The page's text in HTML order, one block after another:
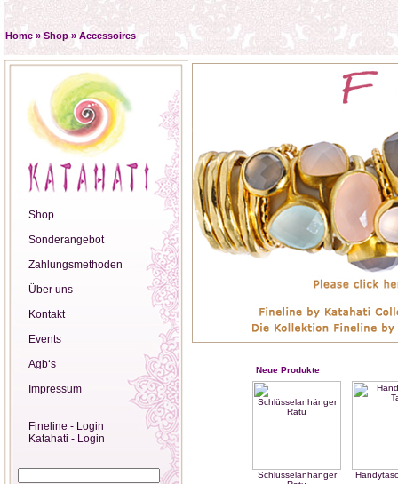
Home » Shop »Accessoires
Shop
Sonderangebot
Zahlungsmethoden
Über uns
Kontakt
Events
Agb‘s
Impressum
Fineline - Login
Katahati - Login
Neue Produkte
Schlüsselanhänger